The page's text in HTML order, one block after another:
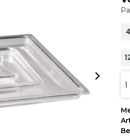
1